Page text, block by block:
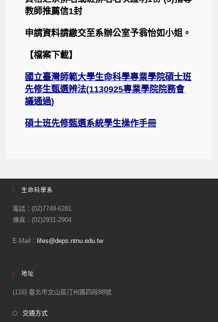
教師推薦信1封
申請資料請繳交至系辦公室予翁怡如小姐。
【檔案下載】
國立臺灣師範大學生命科學專業學院碩士班
先修生甄選辨法(1130925專業學院院務會
議通過)
碩士班先修甄選系統學生操作手冊
生命科學系
電話：(02)7749-6281
傳真：(02)2931-2904
E-Mail： lifes@deps.ntnu.edu.tw
地址
(116) 臺北市文山區汀州路四段88號
交通方式